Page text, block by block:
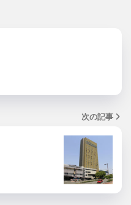
次の記事